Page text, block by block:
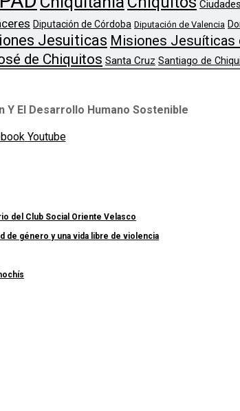
Diputación de Córdoba Diputación de Valencia
Jesuiticas Misiones Jesuíticas
de Chiquitos Santa Cruz Santiago de
Y El Desarrollo Humano Sostenible
Youtube
del Club Social Oriente Velasco
de género y una vida libre de violencia